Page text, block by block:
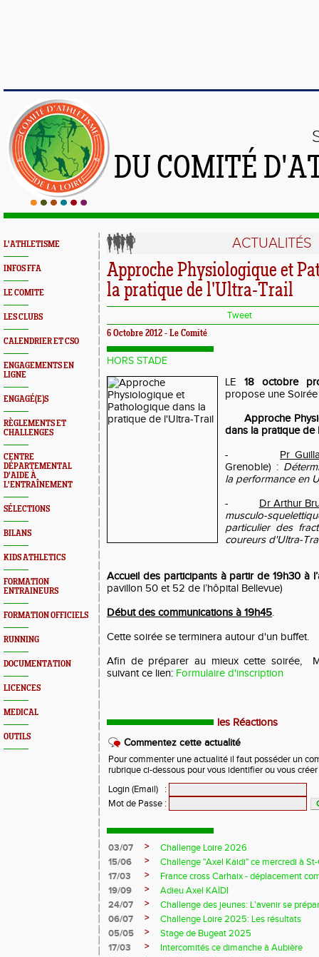
DU COMITÉ
L'ATHLETISME
INFOS FFA
LE COMITE
LES CLUBS
CALENDRIER ET CSO
ENGAGEMENTS EN
LIGNE
ENGAGÉ(E)S
RÈGLEMENTS ET
CHALLENGES
CENTRE
DÉPARTEMENTAL
D'AIDE À
L'ENTRAÎNEMENT
SÉLECTIONS
BILANS
KIDS ATHLETICS
FORMATION
ENTRAINEURS
FORMATION OFFICIELS
RUNNING
DOCUMENTATION
LICENCES
MEDICAL
OUTILS
ACTUALITÉS
Approche Physiologique et
la pratique de l'Ultra-Trail
Tweet
6 Octobre 2012 - Le Comité
HORS STADE
LE 18 octobre
propose une
Approche
dans la pratique de
- Pr
Grenoble) :
la performance en
- Dr Arthur
musculo-
particulier des
coureurs d'Ultra-
Accueil des participants à partir de 19h30 à
pavillon 50 et 52 de l’hôpital Bellevue)
Début des communications à 19h45.
Cette soirée se terminera autour d'un buffet.
Afin de préparer au mieux cette soirée,
suivant ce lien: Formulaire d'inscription
les Réactions
Commentez cette actualité
Pour commenter une actualité il faut posséder un
rubrique ci-dessous pour vous identifier ou vous
Login (Email)
:
Mot de Passe :
03/07 >
Challenge Loire 2026
15/06
>
Challenge "Axel Kaidi" ce mercredi à
17/03
>
France cross Carhaix - déplacement
19/09
>
Adieu Axel KAÏDI
24/07
>
Challenge des jeunes: L'avenir se
06/07
>
Challenge Loire 2025: Les résultats
05/05
>
Stage de Bugeat 2025
17/03
>
Intercomités ce dimanche à Aubière